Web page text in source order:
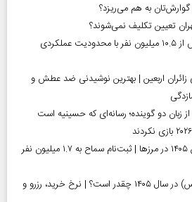
به هم می‌ریزد؟
تعیین تکلیف نمی‌شوند؟
آمار معلولیت در ایران | بیش از ۱۰.۵ میلیون نفر با محدودیت عملکردی
اربعین | بهترین نوشیدنی ضد عطش و
از زبان دو گوینده؛ رسانه‌ای که حسینیه است
آغاز رسمی برنامه‌های اربعین ۱۴۰۵ در مرز‌ها | ثبت‌نام سماح به ۱.۷ میلیون نفر
قیمت قبر در بهشت زهرا (س) در سال ۱۴۰۵ چقدر است؟ | نرخ خرید، رزرو و